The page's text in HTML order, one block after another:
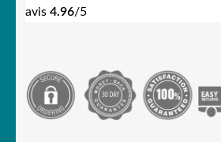
avis 4.96/5